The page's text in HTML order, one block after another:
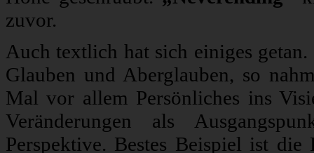
zuvor.
Auch textlich hat sich einiges
Glauben und Aberglauben, so
Mal vor allem Persönliches ins
Veränderungen als
Perspektive. Bestes Beispiel ist